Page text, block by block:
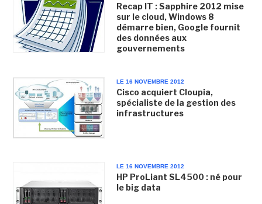
Recap IT : Sapphire 2012 mise
sur le cloud, Windows 8
démarre bien, Google fournit
des données aux
gouvernements
LE 16 NOVEMBRE 2012
Cisco acquiert Cloupia,
spécialiste de la gestion des
infrastructures
LE 16 NOVEMBRE 2012
HP ProLiant SL4500 : né pour
le big data